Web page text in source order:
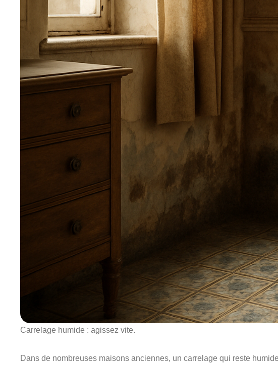
Carrelage humide : agissez vite.
Dans de nombreuses maisons anciennes, un carrelage qui reste